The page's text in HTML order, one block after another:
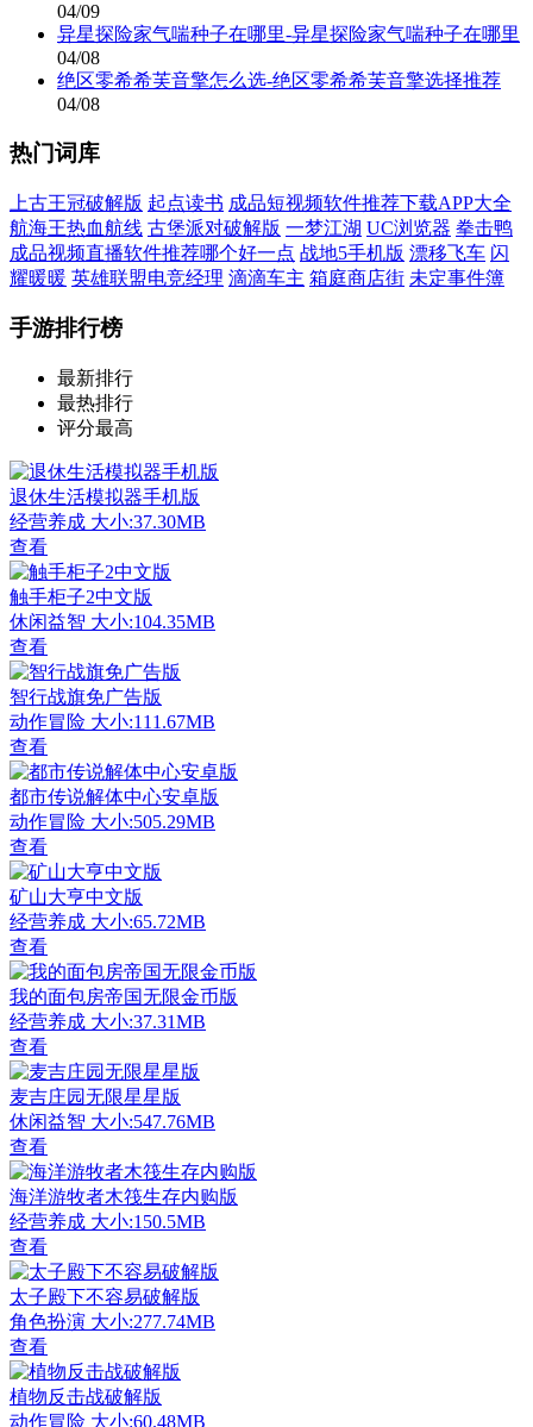
04/09
异星探险家气喘种子在哪里-异星探险家气喘种子在哪里
04/08
绝区零希希芙音擎怎么选-绝区零希希芙音擎选择推荐
04/08
热门词库
上古王冠破解版 起点读书 成品短视频软件推荐下载APP大全
航海王热血航线 古堡派对破解版 一梦江湖 UC浏览器 拳击鸭
成品视频直播软件推荐哪个好一点 战地5手机版 漂移飞车 闪
耀暖暖 英雄联盟电竞经理 滴滴车主 箱庭商店街 未定事件簿
手游排行榜
最新排行
最热排行
评分最高
退休生活模拟器手机版
经营养成 大小:37.30MB
查看
触手柜子2中文版
休闲益智 大小:104.35MB
查看
智行战旗免广告版
动作冒险 大小:111.67MB
查看
都市传说解体中心安卓版
动作冒险 大小:505.29MB
查看
矿山大亨中文版
经营养成 大小:65.72MB
查看
我的面包房帝国无限金币版
经营养成 大小:37.31MB
查看
麦吉庄园无限星星版
休闲益智 大小:547.76MB
查看
海洋游牧者木筏生存内购版
经营养成 大小:150.5MB
查看
太子殿下不容易破解版
角色扮演 大小:277.74MB
查看
植物反击战破解版
动作冒险 大小:60.48MB